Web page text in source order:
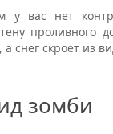
у вас нет
проливного
снег скроет из
зомби